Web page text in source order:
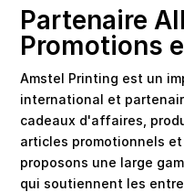
Partenaire
Promotions
Amstel Printing est un
international et
cadeaux d'affaires,
articles promotionnels
proposons une large
qui soutiennent les